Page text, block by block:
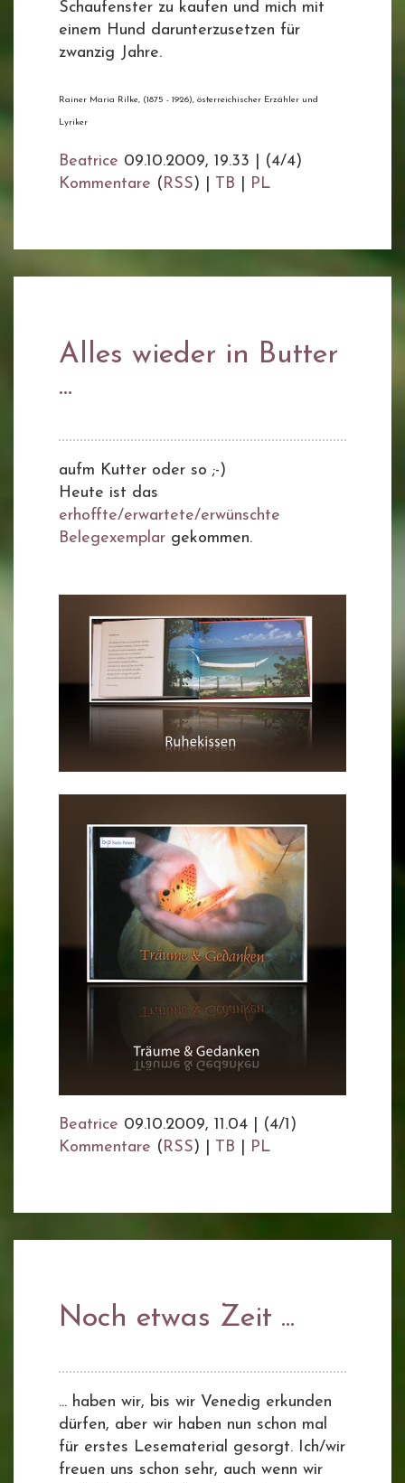
Schaufenster zu kaufen und mich mit
einem Hund darunterzusetzen für
zwanzig Jahre.
Rainer Maria Rilke, (1875 - 1926), österreichischer Erzähler und
Lyriker
Beatrice 09.10.2009, 19.33
(4/4)
Kommentare (RSS) | TB PL
Alles wieder in Butter
...
aufm Kutter oder so ;-)
Heute ist das
erhoffte/erwartete/erwünschte
Belegexemplar gekommen.
Beatrice 09.10.2009, 11.04
(4/1)
Kommentare ( RSS) | TB PL
Noch etwas Zeit ...
... haben wir, bis wir Venedig erkunden
dürfen, aber wir haben nun schon mal
für erstes Lesematerial gesorgt. Ich/wir
freuen uns schon sehr, auch wenn wir